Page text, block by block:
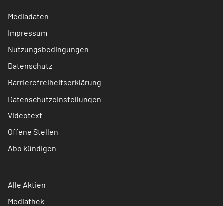
Mediadaten
Impressum
Nutzungsbedingungen
Datenschutz
Barrierefreiheitserklärung
Datenschutzeinstellungen
Videotext
Offene Stellen
Abo kündigen
Alle Aktien
Mediathek